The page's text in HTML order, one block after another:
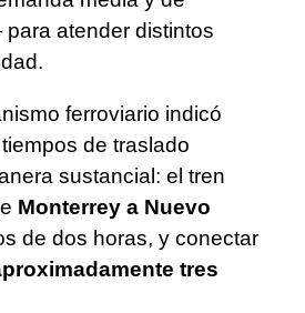
atender distintos
ferroviario indicó
de traslado
sustancial: el tren
Monterrey a Nuevo
de dos horas, y conectar
tres